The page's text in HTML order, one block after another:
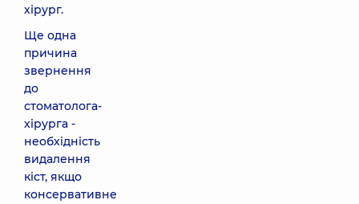
хірург.
Ще одна
причина
звернення
до
стоматолога-
хірурга -
необхідність
видалення
кіст, якщо
консервативне